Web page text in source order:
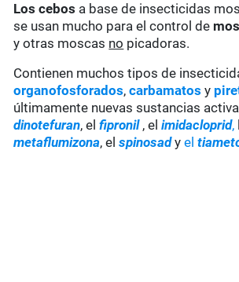
Los cebos a base de insecticidas
se usan mucho para el control de
y otras moscas no picadoras.
Contienen muchos tipos de
organofosforados, carbamatos y
últimamente nuevas sustancias
dinotefuran, elfipronil , elimidacloprid,
metaflumizona, el spinosadyel